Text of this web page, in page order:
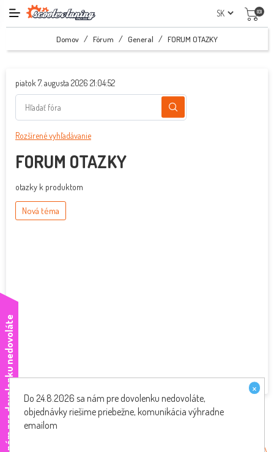
(0)
Domov / Fórum / General / FORUM OTAZKY
piatok 7. augusta 2026 21:04:52
Rozšírené vyhľadávanie
FORUM OTAZKY
otazky k produktom
Nová téma
e ×
Do 24.8.2026 sa nám pre dovolenku nedovoláte,
objednávky riešime priebežne, komunikácia výhradne
emailom